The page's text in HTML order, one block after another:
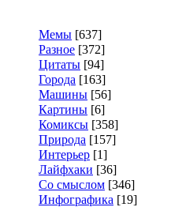
Мемы [637]
Разное [372]
Цитаты [94]
Города [163]
Машины [56]
Картины [6]
Комиксы [358]
Природа [157]
Интерьер [1]
Лайфхаки [36]
Со смыслом [346]
Инфографика [19]